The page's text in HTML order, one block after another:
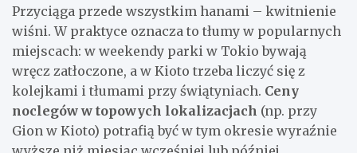
Przyciąga przede wszystkim hanami – kwitnienie
wiśni. W praktyce oznacza to tłumy w popularnych
miejscach: w weekendy parki w Tokio bywają
wręcz zatłoczone, a w Kioto trzeba liczyć się z
kolejkami i tłumami przy świątyniach. Ceny
noclegów w topowych lokalizacjach (np. przy
Gion w Kioto) potrafią być w tym okresie wyraźnie